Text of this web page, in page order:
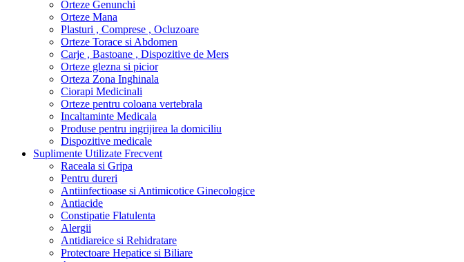
Orteze Genunchi
Orteze Mana
Plasturi , Comprese , Ocluzoare
Orteze Torace si Abdomen
Carje , Bastoane , Dispozitive de Mers
Orteze glezna si picior
Orteza Zona Inghinala
Ciorapi Medicinali
Orteze pentru coloana vertebrala
Incaltaminte Medicala
Produse pentru ingrijirea la domiciliu
Dispozitive medicale
Suplimente Utilizate Frecvent
Raceala si Gripa
Pentru dureri
Antiinfectioase si Antimicotice Ginecologice
Antiacide
Constipatie Flatulenta
Alergii
Antidiareice si Rehidratare
Protectoare Hepatice si Biliare